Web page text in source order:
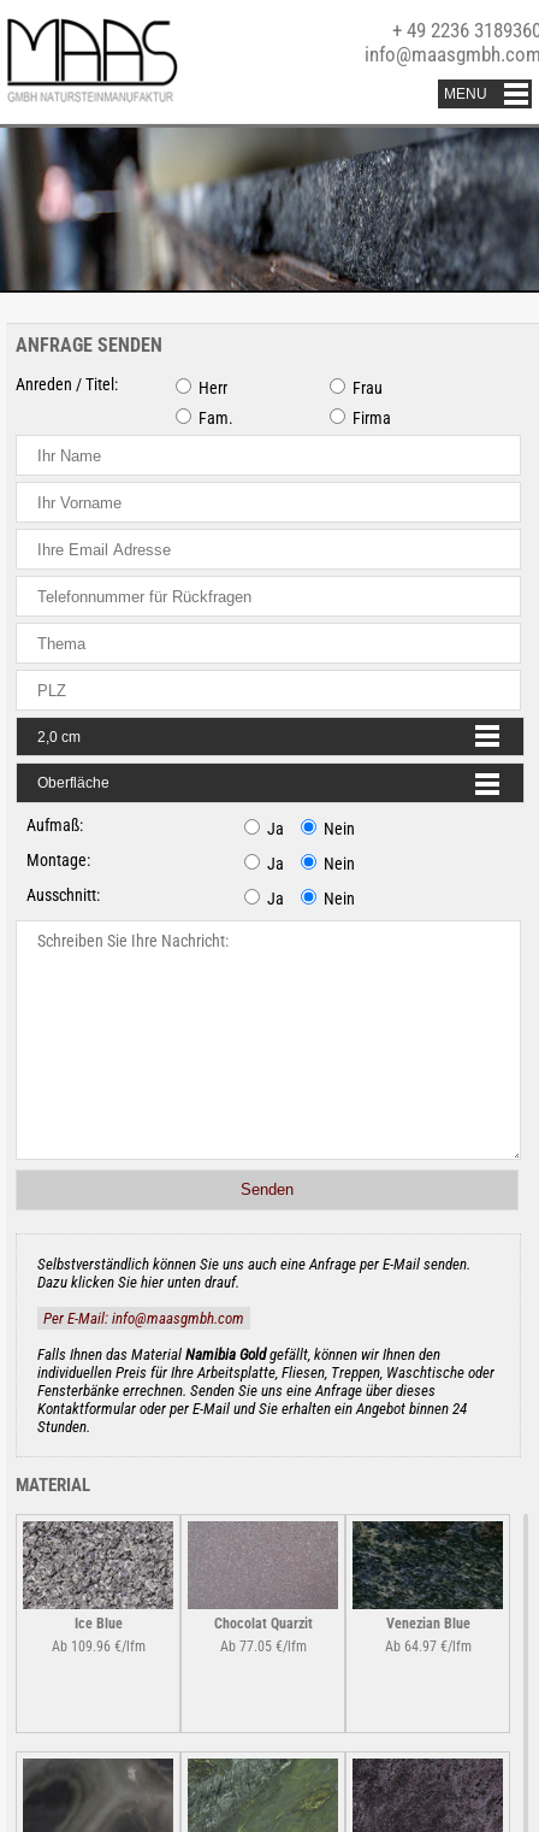
+ 49 2236
ANFRAGE SENDEN
Anreden / Titel: Herr
Frau
Fam.
Firma
Aufmaß: Ja
Nein
Montage:
Ja
Nein
Ausschnitt:
Ja Nein
Selbstverständlich können Sie uns auch eine Anfrage per E-Mail senden.
Dazu klicken Sie hier unten drauf.
Per E-Mail: info@maasgmbh.com
Falls Ihnen das MaterialNamibia Goldgefällt, können wir Ihnen den
individuellen Preis für Ihre Arbeitsplatte, Fliesen, Treppen, Waschtische oder
Fensterbänke errechnen. Senden Sie uns eine Anfrage über dieses
Kontaktformular oder per E-Mail und Sie erhalten ein Angebot binnen 24
Stunden.
MATERIAL
Ice Blue
Ab 109.96 €/lfm
Chocolat Quarzit
Ab 77.05 €/lfm
Venezian Blue
Ab 64.97 €/lfm